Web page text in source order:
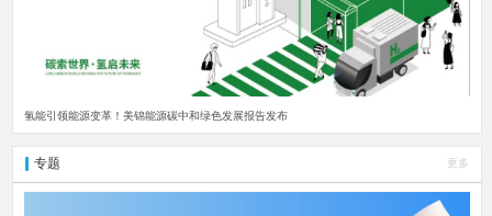
氢能引领能源变革！美锦能源碳中和绿色发展报告发布
专题 更多